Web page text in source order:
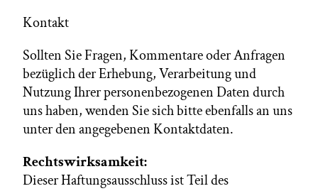
Kontakt
Sollten Sie Fragen, Kommentare oder Anfragen
bezüglich der Erhebung, Verarbeitung und
Nutzung Ihrer personenbezogenen Daten durch
uns haben, wenden Sie sich bitte ebenfalls an uns
unter den angegebenen Kontaktdaten.
Rechtswirksamkeit:
Dieser Haftungsausschluss ist Teil des